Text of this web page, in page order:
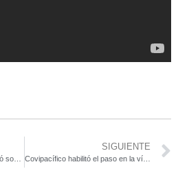
SIGUIENTE
Covipacífico habilitó el paso en la vía Amagá, sector La Cepa